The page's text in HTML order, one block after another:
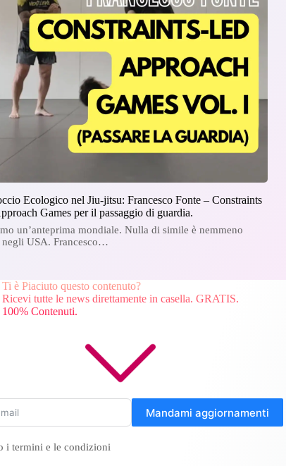
Ecologico nel Jiu-jitsu: Francesco Fonte – Constraints
Games per il passaggio di guardia.
un’anteprima mondiale. Nulla di simile è nemmeno
negli USA. Francesco…
Ti è Piaciuto questo contenuto?
Ricevi tutte le news direttamente in casella. GRATIS.
100% Contenuti.
Mandami aggiornamenti
i termini e le condizioni